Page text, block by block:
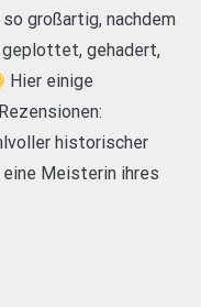
großartig, nachdem
geplottet, gehadert,
Hier einige
historischer
Meisterin ihres